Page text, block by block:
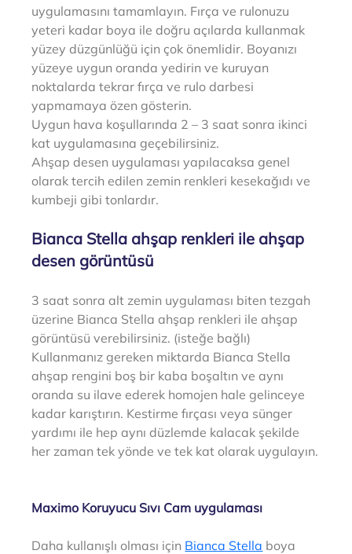
uygulamasını tamamlayın. Fırça ve rulonuzu
yeteri kadar boya ile doğru açılarda kullanmak
yüzey düzgünlüğü için çok önemlidir. Boyanızı
yüzeye uygun oranda yedirin ve kuruyan
noktalarda tekrar fırça ve rulo darbesi
yapmamaya özen gösterin.
Uygun hava koşullarında 2 – 3 saat sonra ikinci
kat uygulamasına geçebilirsiniz.
Ahşap desen uygulaması yapılacaksa genel
olarak tercih edilen zemin renkleri kesekağıdı ve
kumbeji gibi tonlardır.
Bianca Stella ahşap renkleri ile ahşap
desen görüntüsü
3 saat sonra alt zemin uygulaması biten tezgah
üzerine Bianca Stella ahşap renkleri ile ahşap
görüntüsü verebilirsiniz. (isteğe bağlı)
Kullanmanız gereken miktarda Bianca Stella
ahşap rengini boş bir kaba boşaltın ve aynı
oranda su ilave ederek homojen hale gelinceye
kadar karıştırın. Kestirme fırçası veya sünger
yardımı ile hep aynı düzlemde kalacak şekilde
her zaman tek yönde ve tek kat olarak uygulayın.
Maximo Koruyucu Sıvı Cam uygulaması
Daha kullanışlı olması için Bianca Stella boya